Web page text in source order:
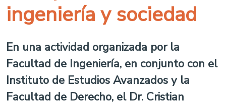
ingeniería y sociedad
En una actividad organizada por la
Facultad de Ingeniería, en conjunto con el
Instituto de Estudios Avanzados y la
Facultad de Derecho, el Dr. Cristian